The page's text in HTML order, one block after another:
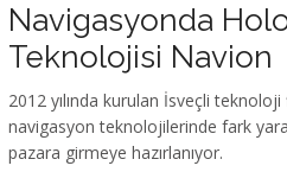
Navigasyonda
Teknolojisi Navion
2012 yılında kurulan İsveçli teknoloji
navigasyon teknolojilerinde fark
pazara girmeye hazırlanıyor.